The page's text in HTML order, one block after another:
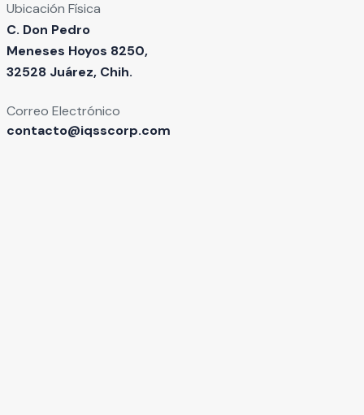
Ubicación Física
C. Don Pedro
Meneses Hoyos 8250,
32528 Juárez, Chih.
Correo Electrónico
contacto@iqsscorp.com